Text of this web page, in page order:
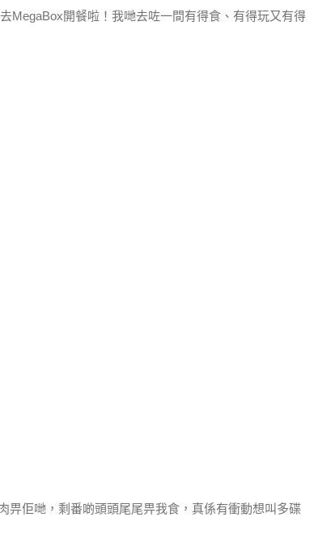
MegaBox開餐啦！ 我哋去咗一間有得食、有得玩又有得
畀佢哋，剩番啲頭頭尾尾畀我食，真係有衝動想叫多碟